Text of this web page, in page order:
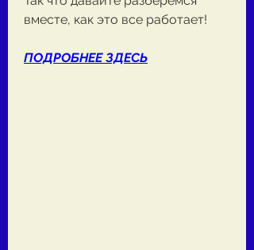
вместе, как это все работает!
ПОДРОБНЕЕ ЗДЕСЬ